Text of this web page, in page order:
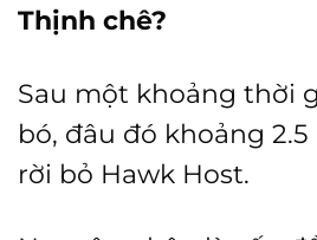
Thịnh chê?
Sau một khoảng thời
bó, đâu đó khoảng
rời bỏ Hawk Host.